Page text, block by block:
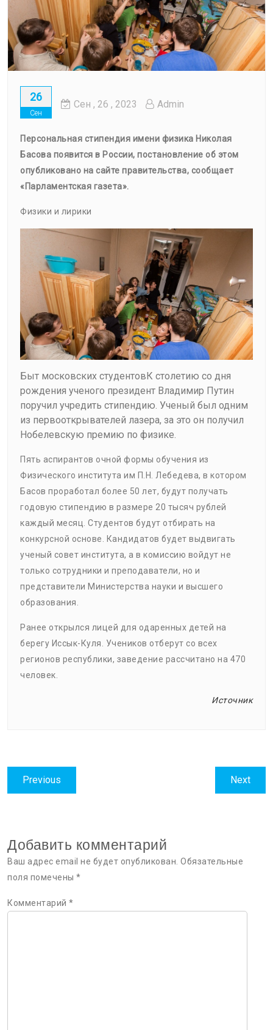
26
Сен
Сен , 26 , 2023 Admin
Персональная стипендия имени физика Николая
Басова появится в России, постановление об этом
опубликовано на сайте правительства, сообщает
«Парламентская газета».
Физики и лирики
Быт московских студентовК столетию со дня
рождения ученого президент Владимир Путин
поручил учредить стипендию. Ученый был одним
из первооткрывателей лазера, за это он получил
Нобелевскую премию по физике.
Пять аспирантов очной формы обучения из
Физического института им П.Н. Лебедева, в котором
Басов проработал более 50 лет, будут получать
годовую стипендию в размере 20 тысяч рублей
каждый месяц. Студентов будут отбирать на
конкурсной основе. Кандидатов будет выдвигать
ученый совет института, а в комиссию войдут не
только сотрудники и преподаватели, но и
представители Министерства науки и высшего
образования.
Ранее открылся лицей для одаренных детей на
берегу Иссык-Куля. Учеников отберут со всех
регионов республики, заведение рассчитано на 470
человек.
Источник
Навигация
по
Previous
post:
NextNext
post:
Добавить комментарий
Ваш адрес email не будет опубликован. Обязательные
поля помечены *
Комментарий *